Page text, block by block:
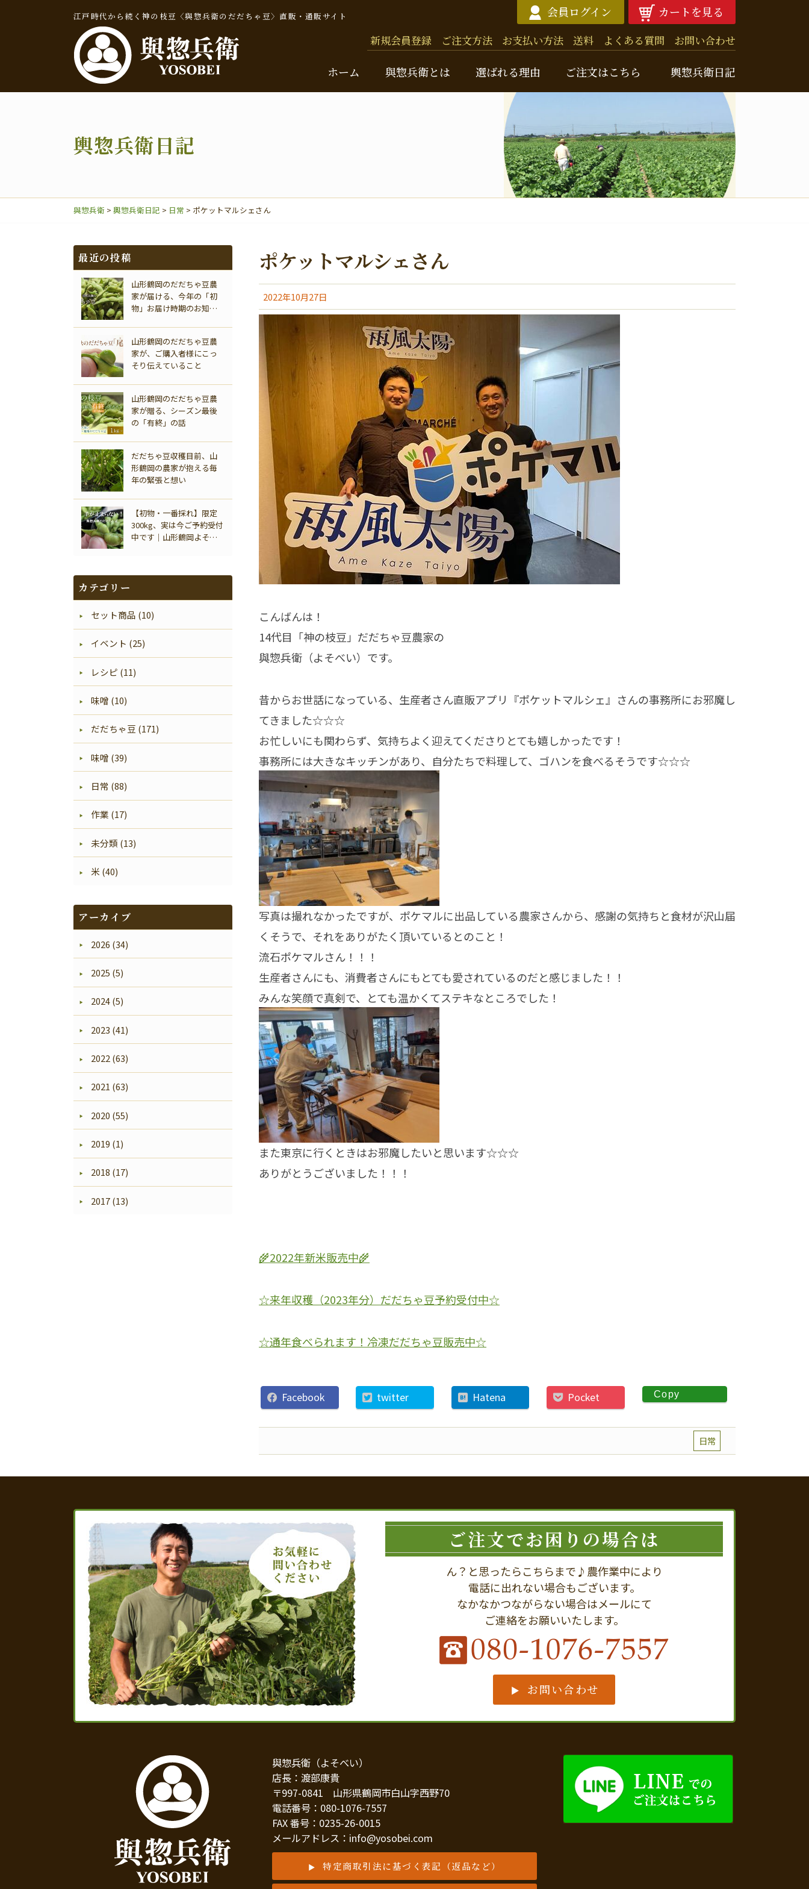
江戸時代から続く神の枝豆〈與惣兵衛のだだちゃ豆〉直販・通販サイト 会員ログイン カートを見る
新規会員登録 ご注文方法 お支払い方法 送料 よくある質問 お問い合わせ
ホーム 與惣兵衛とは 選ばれる理由 ご注文はこちら
だだちゃ豆
商品一覧はこちら 初めての人におすすめの商品はこちら
輿惣兵衛日記
輿惣兵衛日記
與惣兵衛ニュースレター
バックナンバー
輿惣兵衛日記
與惣兵衛 > 輿惣兵衛日記 > 日常 > ポケットマルシェさん
ポケットマルシェさん
2022年10月27日
こんばんは！
14代目「神の枝豆」だだちゃ豆農家の
與惣兵衛（よそべい）です。
昔からお世話になっている、生産者さん直販アプリ『ポケットマルシェ』さんの事務所にお邪魔し
てきました☆☆☆
お忙しいにも関わらず、気持ちよく迎えてくださりとても嬉しかったです！
事務所には大きなキッチンがあり、自分たちで料理して、ゴハンを食べるそうです☆☆☆
写真は撮れなかったですが、ポケマルに出品している農家さんから、感謝の気持ちと食材が沢山届
くそうで、それをありがたく頂いているとのこと！
流石ポケマルさん！！！
生産者さんにも、消費者さんにもとても愛されているのだと感じました！！
みんな笑顔で真剣で、とても温かくてステキなところでした！
また東京に行くときはお邪魔したいと思います☆☆☆
ありがとうございました！！！
🌾2022年新米販売中🌾
☆来年収穫（2023年分）だだちゃ豆予約受付中☆
☆通年食べられます！冷凍だだちゃ豆販売中☆
Facebook twitter Hatena Pocket Copy
日常
最近の投稿
山形鶴岡のだだちゃ豆農
家が届ける、今年の「初
物」お届け時期のお知ら
山形鶴岡のだだちゃ豆農
家が、ご購入者様にこっ
そり伝えていること
山形鶴岡のだだちゃ豆農
家が贈る、シーズン最後
の「有終」の話
だだちゃ豆収穫目前、山
形鶴岡の農家が抱える毎
年の緊張と想い
【初物・一番採れ】限定
300kg、実は今ご予約受付
中です｜山形鶴岡よそべ
カテゴリー
セット商品 (10)
イベント (25)
レシピ (11)
味噌 (10)
だだちゃ豆 (171)
味噌 (39)
日常 (88)
作業 (17)
未分類 (13)
米 (40)
アーカイブ
2026 (34)
2025 (5)
2024 (5)
2023 (41)
2022 (63)
2021 (63)
2020 (55)
2019 (1)
2018 (17)
2017 (13)
ご注文でお困りの場合は
ん？と思ったらこちらまで♪農作業中により
電話に出れない場合もございます。
なかなかつながらない場合はメールにて
ご連絡をお願いいたします。
お問い合わせ
與惣兵衛（よそべい）
店長：渡部康貴
〒997-0841 山形県鶴岡市白山字西野70
電話番号：080-1076-7557
FAX 番号：0235-26-0015
メールアドレス：info@yosobei.com
特定商取引法に基づく表記（返品など）